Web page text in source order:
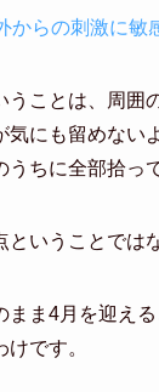
からの刺激に敏
うことは、周囲
気にも留めない
ちに全部拾っ
ということでは
まま4月を迎え
です。